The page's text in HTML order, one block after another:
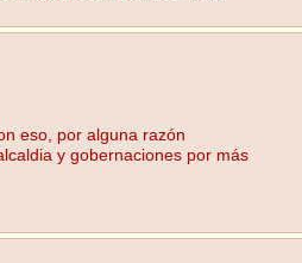
eso, por alguna razón
y gobernaciones por más